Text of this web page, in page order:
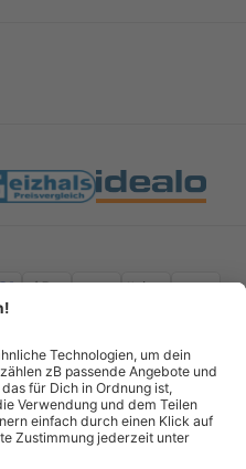
Vertrag widerrufen
*Kostenloser Versand innerhalb
ab 100,00 Euro.
Rechte vorbehalten. powered by